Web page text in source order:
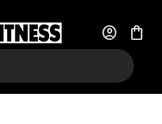
account_circle
shopping_bag